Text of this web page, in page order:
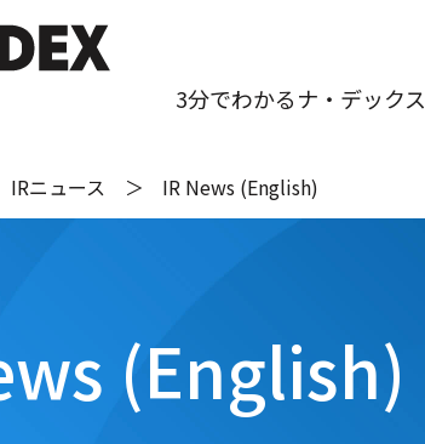
3分でわかるナ・デックス
IRニュース IR News (English)
(English)